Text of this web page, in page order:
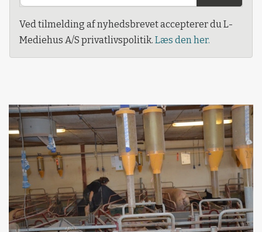
Ved tilmelding af nyhedsbrevet accepterer du L-
Mediehus A/S privatlivspolitik. Læs den her.